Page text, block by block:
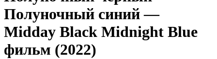
Полуночный синий —
Midday Black Midnight Blue
фильм (2022)